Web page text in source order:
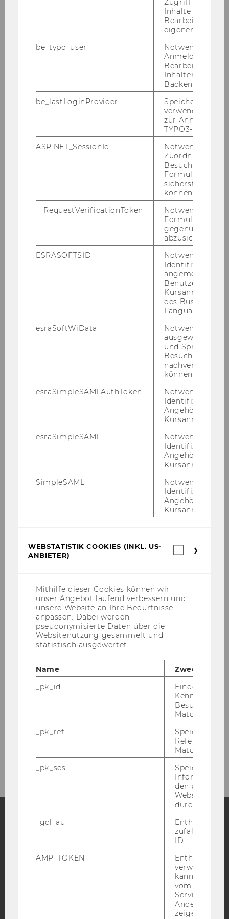
As part of this year's con­fe­rence, one track will
ex­plo­re how AI com­pe­ten­ces can be me­a­ning­
ful­ly fos­te­red in hig­her edu­ca­ti­on - for both
lear­ners and tea­chers. This issue is the focus of
Eras­mus+ pro­ject FLAIR"Fos­te­
The in­iti­al re­sults of the pro­ject are going to
pre­sen­ted and dis­cus­sed at the clo­sing ple­na­ry
Registration Closed
Due to high demand, all available spots
have now been filled. Registration is no
longer possible at this time. We
sincerely thank everyone for their
interest and look forward to a fantastic
experience with all confirmed
Call for Contributions -
Thank you for submitting your
proposals. The programme committee
will review the proposals and inform
authors about the outcome until 15
If you have any questions please contact
us at
seamlesslearningcon@wu.ac.at.
Blog
Bluesky
Zugriff auf
Inhalte oder zur
Bearbeitung des
eigenen Profils.
be_typo_user
Notwendig für
Anmeldung und
Bearbeitung von
Inhalten im
Backend.
be_lastLoginProvider
Speichert die
verwendete
zur Anmeldung
TYPO3-Backend.
ASP.NET_SessionId
Notwendig, um
Zuordnung von
Besucher zu
sicherstellen zu
können.
__RequestVerificationToken
Notwendig, um
gegenüber
abzusichern.
ESRASOFTSID
Notwendig zur
Identifizierung
angemeldeten
Benutzers im
des Business
Language
esraSoftWiData
Notwendig um
ausgewählte
und
Besuchers
nachverfolgen
können.
esraSimpleSAMLAuthToken
Notwendig zur
Identifizierung
Angehörige/r für
Kursanmeldung.
esraSimpleSAML
Notwendig zur
Identifizierung
Angehörige/r für
Kursanmeldung.
SimpleSAML
Notwendig zur
Identifizierung
Angehörige/r für
Kursanmeldung.
WEBSTATISTIK COOKIES (INKL. US-
ANBIETER)
Mithilfe dieser Cookies können wir
unser Angebot laufend verbessern und
unsere Website an Ihre Bedürfnisse
anpassen. Dabei werden
pseudonymisierte Daten über die
Websitenutzung gesammelt und
statistisch ausgewertet.
Name
Zweck
_pk_id
Eindeutige
Besuchers
Matomo.
_pk_ref
Speicherung
Referrers
Matomo.
_pk_ses
Speicherung
den aktuellen
durch
_gcl_au
Enthält eine
ID.
AMP_TOKEN
Enthält ein
verwendet
kann, um
vom AMP-
Service
Andere
zeigen Opt-